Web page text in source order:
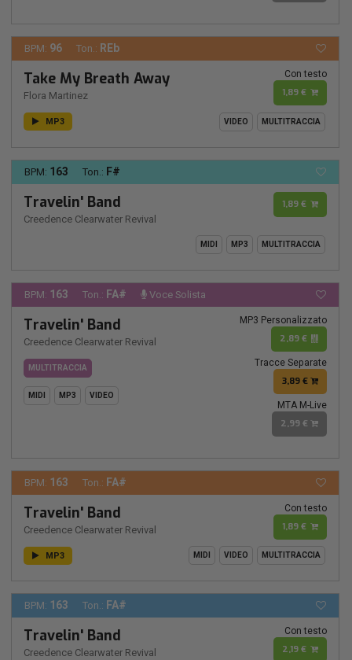
BPM: 96 Ton.: REb
Take My Breath Away
Flora Martinez
Con testo
1,89 €
MP3 VIDEO MULTITRACCIA
BPM: 163 Ton.: F#
Travelin' Band
Creedence Clearwater Revival
1,89 €
MIDI MP3 MULTITRACCIA
BPM: 163 Ton.: FA# Voce Solista
Travelin' Band
Creedence Clearwater Revival
MULTITRACCIA
MIDI MP3 VIDEO
MP3 Personalizzato
2,89 €
Tracce Separate
3,89 €
MTA M-Live
2,99 €
BPM: 163 Ton.: FA#
Travelin' Band
Creedence Clearwater Revival
Con testo
1,89 €
MP3 MIDI VIDEO MULTITRACCIA
BPM: 163 Ton.: FA#
Travelin' Band
Creedence Clearwater Revival
Con testo
2,19 €